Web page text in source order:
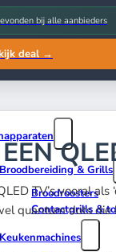
Optiek
Broodbereiding & Grills
Broodroosters
Contactgrills &
Keukenmachines
bij alle aanbieders
deal →
TV’s vooral
quantum dots die